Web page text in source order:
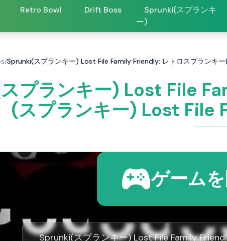
Retro Bowl Drift Boss
Sprunki(スプランキ
ー)
/Sprunki(スプランキー) Lost File Family Friendly: レトロスプランキ
プランキー) Lost File
(スプランキー) Lost File
ゲーム
Sprunki(スプランキー) Lost File Family